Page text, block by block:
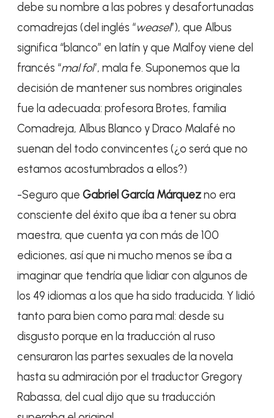
debe su nombre a las pobres y desafortunadas
comadrejas (del inglés “weasel”), que Albus
significa “blanco” en latín y que Malfoy viene del
francés “mal foi”, mala fe. Suponemos que la
decisión de mantener sus nombres originales
fue la adecuada: profesora Brotes, familia
Comadreja, Albus Blanco y Draco Malafé no
suenan del todo convincentes (¿o será que no
estamos acostumbrados a ellos?)
-Seguro que Gabriel García Márquezno era
consciente del éxito que iba a tener su obra
maestra, que cuenta ya con más de 100
ediciones, así que ni mucho menos se iba a
imaginar que tendría que lidiar con algunos de
los 49 idiomas a los que ha sido traducida. Y lidió
tanto para bien como para mal: desde su
disgusto porque en la traducción al ruso
censuraron las partes sexuales de la novela
hasta su admiración por el traductor Gregory
Rabassa, del cual dijo que su traducción